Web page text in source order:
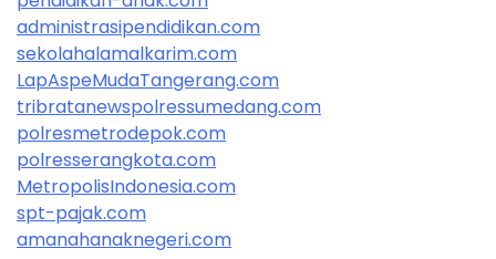
administrasipendidikan.com
sekolahalamalkarim.com
LapAspeMudaTangerang.com
tribratanewspolressumedang.com
polresmetrodepok.com
polresserangkota.com
MetropolisIndonesia.com
spt-pajak.com
amanahanaknegeri.com